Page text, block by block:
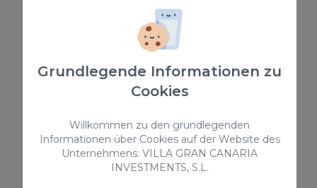
Hochaltarbild, das die Jungfrau von
, die Schutzpatronin der Insel,
4. Der Kirchenchor
Er befindet sich im Inneren der Kirche,
genauer gesagt im oberen Teil, und
verfügt über ein geschnitztes hölzernes
Grundlegende Informationen zu
Cookies
Willkommen zu den grundlegenden
Informationen über Cookies auf der Website des
Unternehmens: VILLA GRAN CANARIA
INVESTMENTS, S.L.